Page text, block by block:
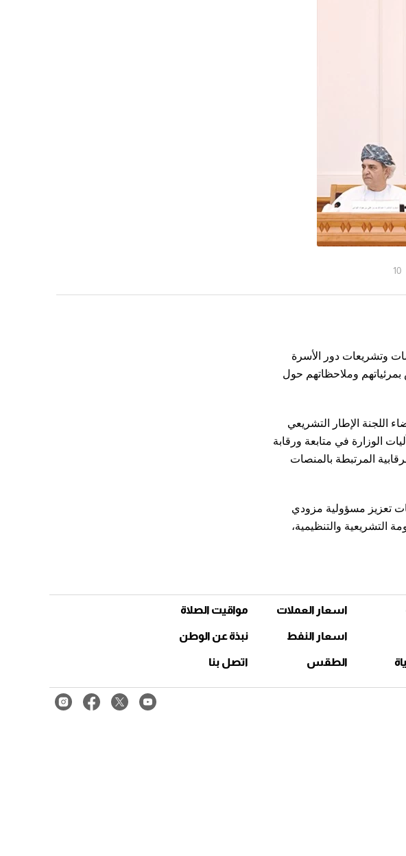
10
وتشريعات دور الأسرة
وملاحظاتهم حول
اللجنة الإطار التشريعي
الوزارة في متابعة ورقابة
المرتبطة بالمنصات
تعزيز مسؤولية مزودي
التشريعية والتنظيمية،
اسعار العملات
اسعار النفط
الطقس
مواقيت الصلاة
نبذة عن الوطن
اتصل بنا